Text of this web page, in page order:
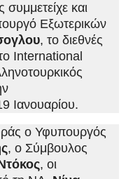
και
Εξωτερικών
, το διεθνές
International
Ιανουαρίου.
ο Υφυπουργός
, ο Σύμβουλος
, οι